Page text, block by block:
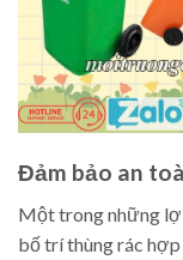
Đảm bảo an
Một trong những
bố trí thùng rác